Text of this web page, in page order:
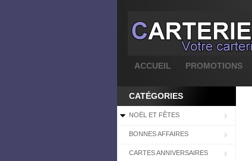
ACCUEIL PROMOTIONS
CATÉGORIES
NOËL ET FÊTES
BONNES AFFAIRES
CARTES ANNIVERSAIRES